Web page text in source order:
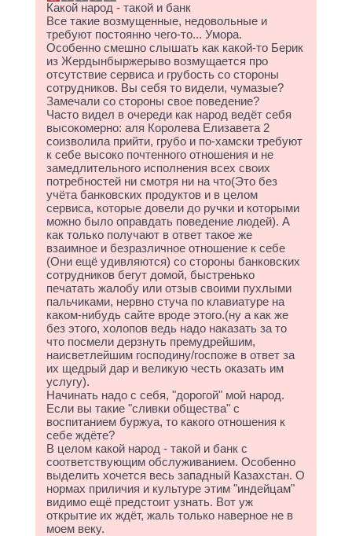
Какой народ - такой и банк
Все такие возмущенные, недовольные и
требуют постоянно чего-то... Умора.
Особенно смешно слышать как какой-то Берик
из Жердынбыржерыво возмущается про
отсутствие сервиса и грубость со стороны
сотрудников. Вы себя то видели, чумазые?
Замечали со стороны свое поведение?
Часто видел в очереди как народ ведёт себя
высокомерно: аля Королева Елизавета 2
соизволила прийти, грубо и по-хамски требуют
к себе высоко почтенного отношения и не
замедлительного исполнения всех своих
потребностей ни смотря ни на что(Это без
учёта банковских продуктов и в целом
сервиса, которые довели до ручки и которыми
можно было оправдать поведение людей). А
как только получают в ответ такое же
взаимное и безразличное отношение к себе
(Они ещё удивляются) со стороны банковских
сотрудников бегут домой, быстренько
печатать жалобу или отзыв своими пухлыми
пальчиками, нервно стуча по клавиатуре на
каком-нибудь сайте вроде этого.(ну а как же
без этого, холопов ведь надо наказать за то
что посмели дерзнуть премудрейшим,
наисветлейшим господину/госпоже в ответ за
их щедрый дар и великую честь оказать им
услугу).
Начинать надо с себя, "дорогой" мой народ.
Если вы такие "сливки общества" с
воспитанием буржуа, то какого отношения к
себе ждёте?
В целом какой народ - такой и банк с
соответствующим обслуживанием. Особенно
выделить хочется весь западный Казахстан. О
нормах приличия и культуре этим "индейцам"
видимо ещё предстоит узнать. Вот уж
открытие их ждёт, жаль только наверное не в
моем веку.